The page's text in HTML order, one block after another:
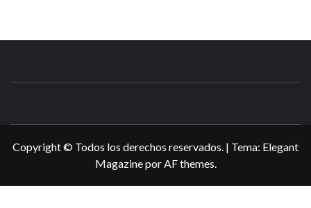
Copyright © Todos los derechos reservados. | Tema: Elegant
MagazineporAF themes.